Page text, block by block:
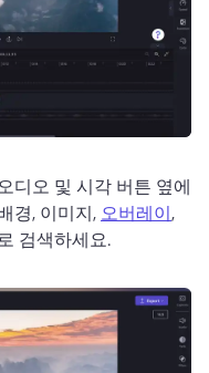
디오 및 시각 버튼 옆에
경, 이미지, 오버레이,
검색하세요.